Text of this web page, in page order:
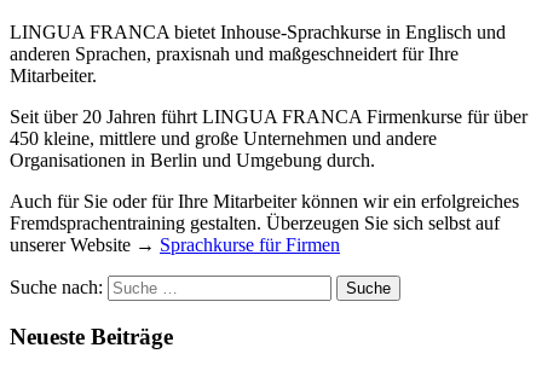
LINGUA FRANCA bietet Inhouse-Sprachkurse in Englisch und
anderen Sprachen, praxisnah und maßgeschneidert für Ihre
Mitarbeiter.
Seit über 20 Jahren führt LINGUA FRANCA Firmenkurse für über
450 kleine, mittlere und große Unternehmen und andere
Organisationen in Berlin und Umgebung durch.
Auch für Sie oder für Ihre Mitarbeiter können wir ein erfolgreiches
Fremdsprachentraining gestalten. Überzeugen Sie sich selbst auf
unserer Website → Sprachkurse für Firmen
Suche nach:
Neueste Beiträge